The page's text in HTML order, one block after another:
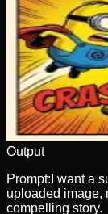
Output
Prompt: I want a
uploaded image,
compelling story.